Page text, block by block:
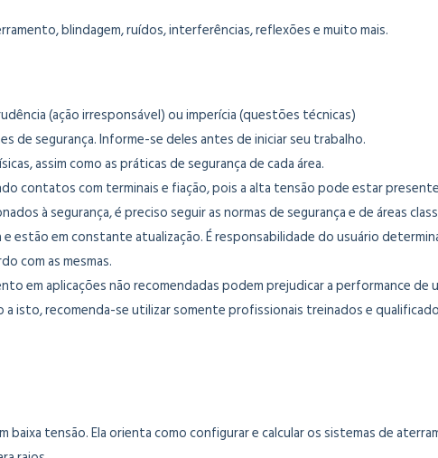
blindagem, ruídos, interferências, reflexões e muito mais.
(ação irresponsável) ou imperícia (questões técnicas)
de segurança. Informe-se deles antes de iniciar seu trabalho.
assim como as práticas de segurança de cada área.
contatos com terminais e fiação, pois a alta tensão pode estar
à segurança, é preciso seguir as normas de segurança e de áreas
estão em constante atualização. É responsabilidade do usuário
com as mesmas.
em aplicações não recomendadas podem prejudicar a performance
isto, recomenda-se utilizar somente profissionais treinados e
baixa tensão. Ela orienta como configurar e calcular os sistemas de